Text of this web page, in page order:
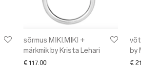
sõrmus MIKI.MIKI +
märkmik by Krista Lehari
€ 117.00
by
€